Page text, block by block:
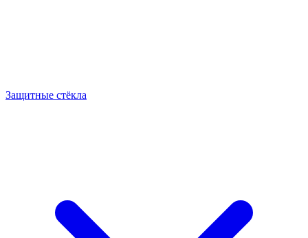
Защитные стёкла